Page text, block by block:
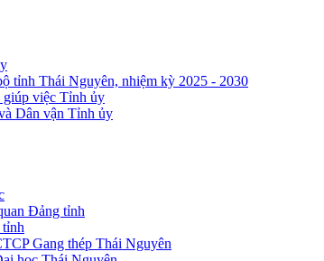
tỉnh Thái Nguyên, nhiệm kỳ 2025 - 2030
giúp việc Tỉnh ủy
Dân vận Tỉnh ủy
Đảng tỉnh
Gang thép Thái Nguyên